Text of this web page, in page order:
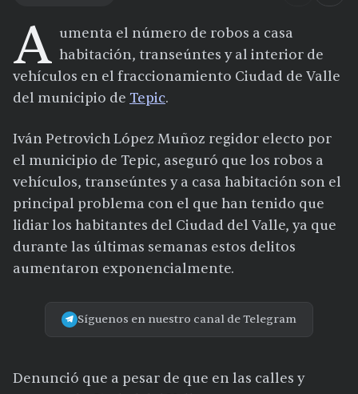
A umenta el número de robos a casa
habitación, transeúntes y al interior de
vehículos en el fraccionamiento Ciudad de Valle
del municipio de Tepic.
Iván Petrovich López Muñoz regidor electo por
el municipio de Tepic, aseguró que los robos a
vehículos, transeúntes y a casa habitación son el
principal problema con el que han tenido que
lidiar los habitantes del Ciudad del Valle, ya que
durante las últimas semanas estos delitos
aumentaron exponencialmente.
Síguenos en nuestro canal de Telegram
Denunció que a pesar de que en las calles y